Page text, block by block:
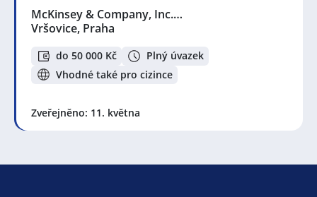
McKinsey & Company, Inc.…
Vršovice, Praha
do 50 000 Kč
Plný úvazek
Vhodné také pro cizince
Zveřejněno: 11. května